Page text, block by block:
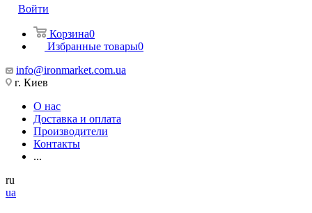
Войти
Корзина0
Избранные товары0
info@ironmarket.com.ua
г. Киев
О нас
Доставка и оплата
Производители
Контакты
...
ru
ua